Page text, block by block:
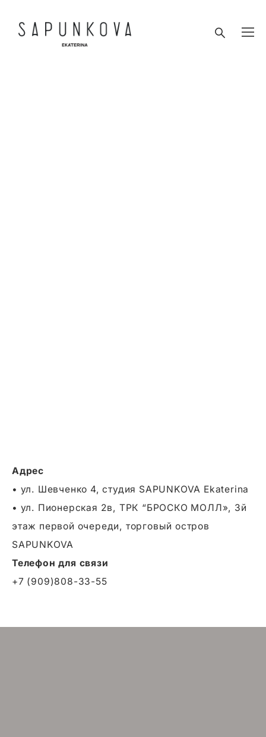
Адрес
• ул. Шевченко 4, студия SAPUNKOVA Ekaterina
• ул. Пионерская 2в, ТРК “БРОСКО МОЛЛ», 3й
этаж первой очереди, торговый остров
SAPUNKOVA
Телефон для связи
+7 (909)808-33-55